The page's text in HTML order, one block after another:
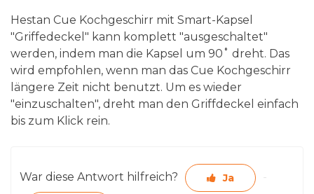
Hestan Cue Kochgeschirr mit Smart-Kapsel
"Griffedeckel" kann komplett "ausgeschaltet"
werden, indem man die Kapsel um 90˚ dreht. Das
wird empfohlen, wenn man das Cue Kochgeschirr
längere Zeit nicht benutzt. Um es wieder
"einzuschalten", dreht man den Griffdeckel einfach
bis zum Klick rein.
War diese Antwort hilfreich? Ja